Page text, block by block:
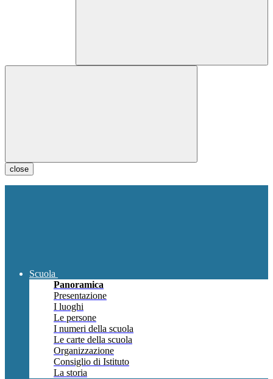
close
Scuola
Panoramica
Presentazione
I luoghi
Le persone
I numeri della scuola
Le carte della scuola
Organizzazione
Consiglio di Istituto
La storia